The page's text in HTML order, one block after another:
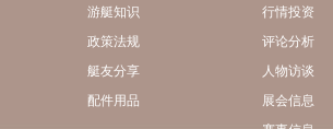
游艇知识
政策法规
艇友分享
配件用品
行情投资
评论分析
人物访谈
展会信息